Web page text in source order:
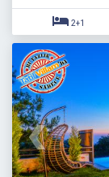
2+1